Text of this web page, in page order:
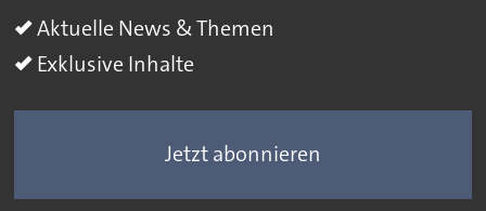
Aktuelle News & Themen
Exklusive Inhalte
Jetzt abonnieren